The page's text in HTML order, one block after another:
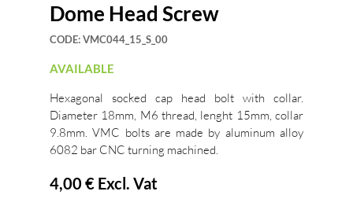
Dome Head Screw
CODE:VMC044_15_S_00
AVAILABLE
Hexagonal socked cap head bolt with collar.
Diameter 18mm, M6 thread, lenght 15mm, collar
9.8mm. VMC bolts are made by aluminum alloy
6082 bar CNC turning machined.
4,00 € Excl. Vat